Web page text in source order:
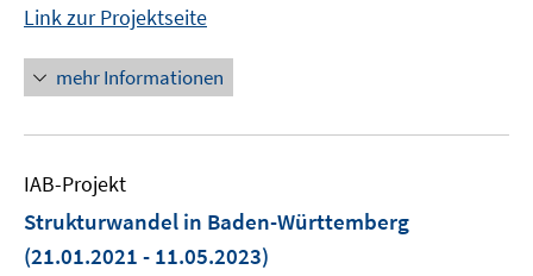
Link zur Projektseite
mehr Informationen
IAB-Projekt
Strukturwandel in Baden-Württemberg
(21.01.2021 - 11.05.2023)